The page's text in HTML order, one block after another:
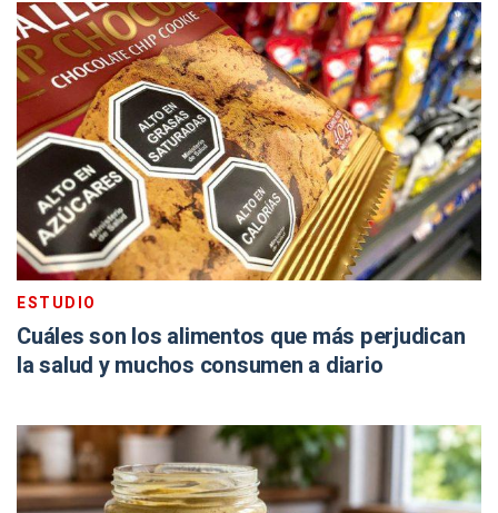
ESTUDIO
Cuáles son los alimentos que más perjudican
la salud y muchos consumen a diario